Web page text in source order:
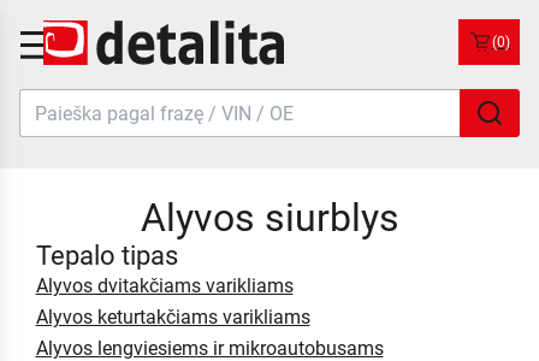
(0)
Alyvos siurblys
Tepalo tipas
Alyvos dvitakčiams varikliams
Alyvos keturtakčiams varikliams
Alyvos lengviesiems ir mikroautobusams